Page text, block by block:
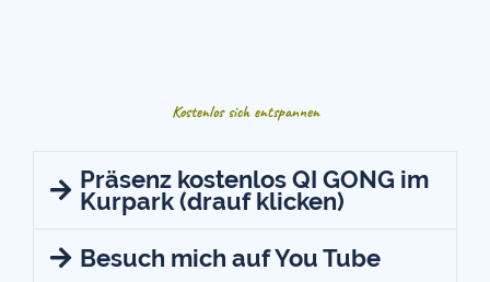
Kostenlos sich entspannen
Präsenz kostenlos QI GONG im
Kurpark (drauf klicken)
Wo? Beim guten Wetter, im Kurprk Bad
Besuch mich auf You Tube